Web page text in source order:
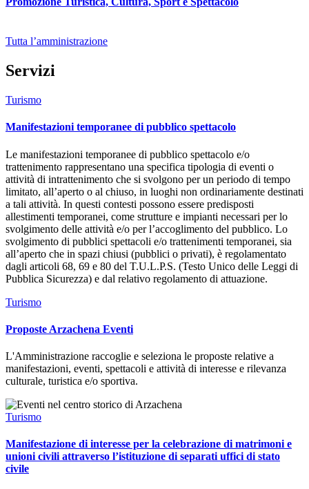
Tutta l’amministrazione
Servizi
Turismo
Manifestazioni temporanee di pubblico spettacolo
Le manifestazioni temporanee di pubblico spettacolo e/o
trattenimento rappresentano una specifica tipologia di eventi o
attività di intrattenimento che si svolgono per un periodo di tempo
limitato, all’aperto o al chiuso, in luoghi non ordinariamente destinati
a tali attività. In questi contesti possono essere predisposti
allestimenti temporanei, come strutture e impianti necessari per lo
svolgimento delle attività e/o per l’accoglimento del pubblico. Lo
svolgimento di pubblici spettacoli e/o trattenimenti temporanei, sia
all’aperto che in spazi chiusi (pubblici o privati), è regolamentato
dagli articoli 68, 69 e 80 del T.U.L.P.S. (Testo Unico delle Leggi di
Pubblica Sicurezza) e dal relativo regolamento di attuazione.
Turismo
Proposte Arzachena Eventi
L'Amministrazione raccoglie e seleziona le proposte relative a
manifestazioni, eventi, spettacoli e attività di interesse e rilevanza
culturale, turistica e/o sportiva.
Turismo
Manifestazione di interesse per la celebrazione di matrimoni e
unioni civili attraverso l’istituzione di separati uffici di stato
civile